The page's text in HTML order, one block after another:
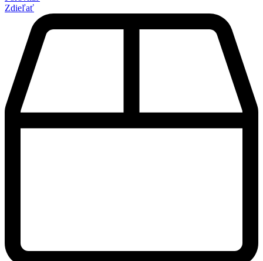
Zdieľať